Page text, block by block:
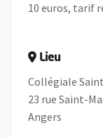
10 euros, tarif
Lieu
Collégiale
23 rue Saint-
Angers